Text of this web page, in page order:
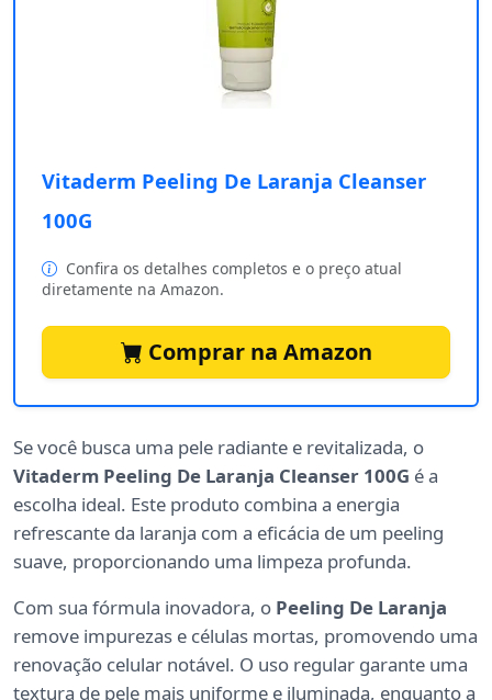
Vitaderm Peeling De Laranja Cleanser
100G
Confira os detalhes completos e o preço atual
diretamente na Amazon.
Comprar na Amazon
Se você busca uma pele radiante e revitalizada, o
Vitaderm Peeling De Laranja Cleanser 100G é a
escolha ideal. Este produto combina a energia
refrescante da laranja com a eficácia de um peeling
suave, proporcionando uma limpeza profunda.
Com sua fórmula inovadora, o Peeling De Laranja
remove impurezas e células mortas, promovendo uma
renovação celular notável. O uso regular garante uma
textura de pele mais uniforme e iluminada, enquanto a